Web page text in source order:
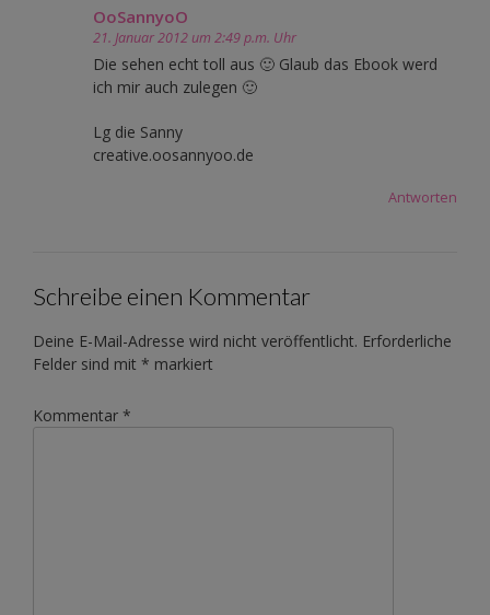
OoSannyoO
21. Januar 2012 um 2:49 p.m. Uhr
Die sehen echt toll aus 🙂 Glaub das Ebook werd
ich mir auch zulegen 🙂
Lg die Sanny
creative.oosannyoo.de
Antworten
Schreibe einen Kommentar
Deine E-Mail-Adresse wird nicht veröffentlicht. Erforderliche
Felder sind mit * markiert
Kommentar *